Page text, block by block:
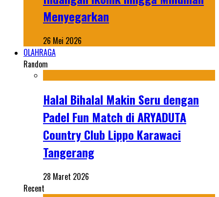
Menyegarkan
26 Mei 2026
OLAHRAGA
Random
Halal Bihalal Makin Seru dengan
Padel Fun Match di ARYADUTA
Country Club Lippo Karawaci
Tangerang
28 Maret 2026
Recent